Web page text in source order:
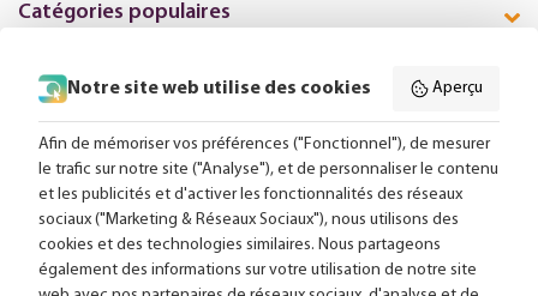
Catégories populaires
Suivez-nous en ligne:
Livraison gratuite à partir de 99,-
Conseils sur mesure
Notre site web utilise des cookies Aperçu
Afin de mémoriser vos préférences ("Fonctionnel"), de mesurer
le trafic sur notre site ("Analyse"), et de personnaliser le contenu
et les publicités et d'activer les fonctionnalités des réseaux
sociaux ("Marketing & Réseaux Sociaux"), nous utilisons des
cookies et des technologies similaires. Nous partageons
également des informations sur votre utilisation de notre site